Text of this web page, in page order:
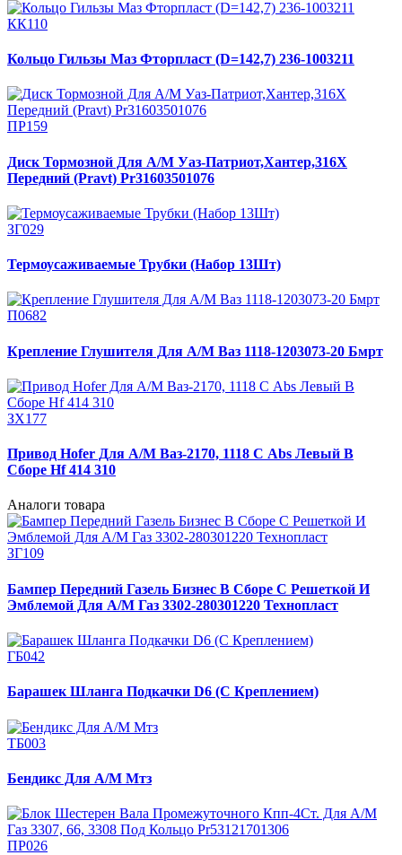
КК110
Кольцо Гильзы Маз Фторпласт (D=142,7) 236-1003211
ПР159
Диск Тормозной Для А/М Уаз-Патриот,Хантер,316Х
Передний (Pravt) Pr31603501076
ЗГ029
Термоусаживаемые Трубки (Набор 13Шт)
П0682
Крепление Глушителя Для А/М Ваз 1118-1203073-20 Бмрт
ЗХ177
Привод Hofer Для А/М Ваз-2170, 1118 С Abs Левый В
Сборе Hf 414 310
Аналоги товара
ЗГ109
Бампер Передний Газель Бизнес В Сборе С Решеткой И
Эмблемой Для А/М Газ 3302-280301220 Технопласт
ГБ042
Барашек Шланга Подкачки D6 (С Креплением)
ТБ003
Бендикс Для А/М Мтз
ПР026